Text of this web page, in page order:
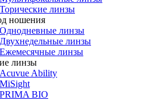
Торические линзы
ношения
Однодневные линзы
Двухнедельные линзы
Ежемесячные линзы
линзы
Acuvue Ability
MiSight
PRIMA BIO